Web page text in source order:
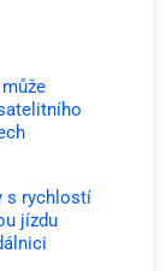
s rychlostí
jízdu